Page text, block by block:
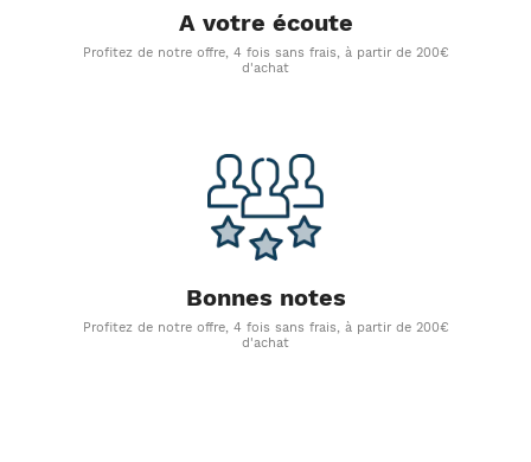
A votre écoute
Profitez de notre offre, 4 fois sans frais, à partir de 200€
d'achat
Bonnes notes
Profitez de notre offre, 4 fois sans frais, à partir de 200€
d'achat